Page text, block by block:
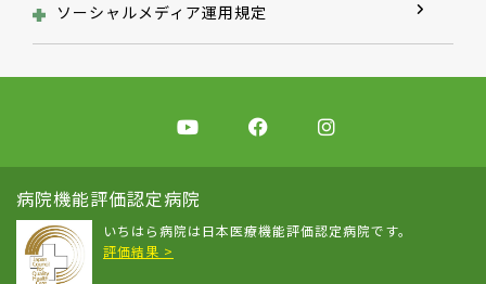
ソーシャルメディア運用規定
病院機能評価認定病院
いちはら病院は日本医療機能評価認定病院です。
評価結果 >